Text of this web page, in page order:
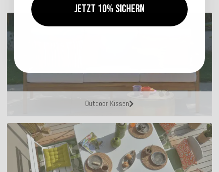
Outdoor Kissen
Jetzt 10% sichern